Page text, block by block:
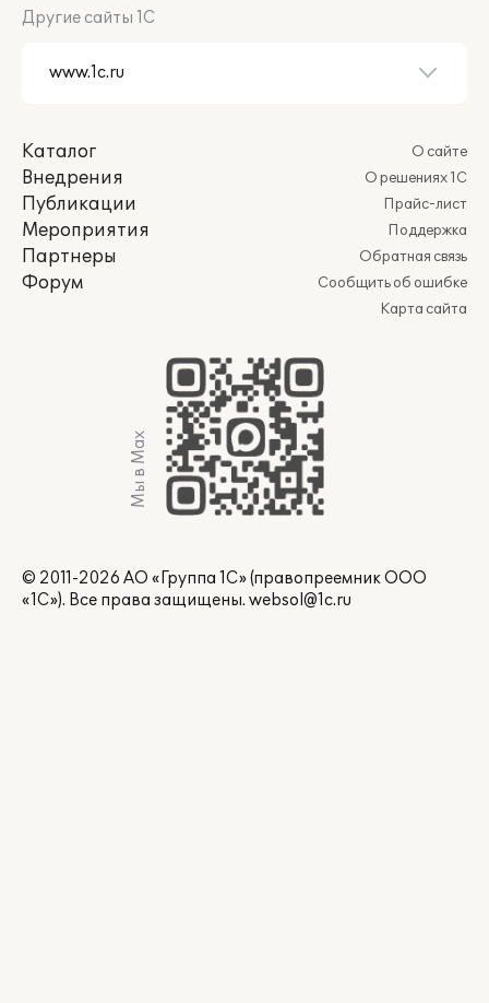
Другие сайты 1С
Каталог
Внедрения
Публикации
Мероприятия
Партнеры
Форум
О сайте
О решениях 1С
Прайс-лист
Поддержка
Обратная связь
Сообщить об ошибке
Карта сайта
Мы в Max
© 2011-2026 АО «Группа 1С» (правопреемник ООО
«1С»). Все права защищены. websol@1c.ru